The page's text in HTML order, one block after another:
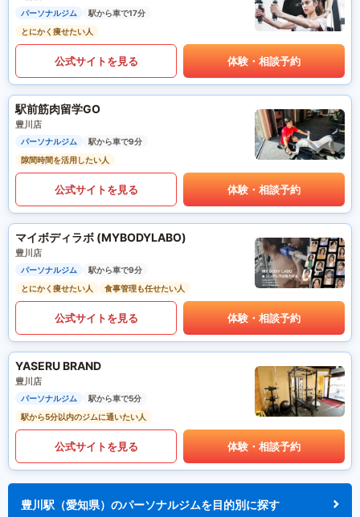
パーソナルジム
駅から車で17分
とにかく痩せたい人
公式サイトを見る 体験・相談予約
駅前筋肉留学GO
豊川店
パーソナルジム
駅から車で9分
隙間時間を活用したい人
公式サイトを見る 体験・相談予約
マイボディラボ (MYBODYLABO)
豊川店
パーソナルジム
駅から車で9分
とにかく痩せたい人
食事管理も任せたい人
公式サイトを見る 体験・相談予約
YASERU BRAND
豊川店
パーソナルジム
駅から車で5分
駅から5分以内のジムに通いたい人
公式サイトを見る 体験・相談予約
豊川駅（愛知県）のパーソナルジムを目的別に探す